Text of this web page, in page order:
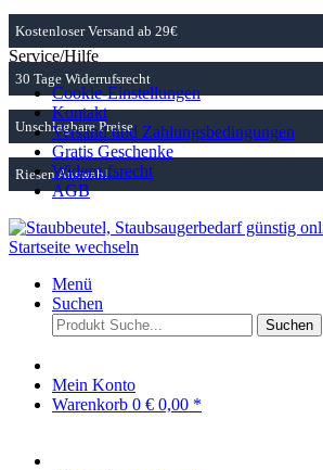
Kostenloser Versand ab 29€
30 Tage Widerrufsrecht
Unschlagbare Preise
Riesen Auswahl
Service/Hilfe
Cookie-Einstellungen
Kontakt
Versand und Zahlungsbedingungen
Gratis Geschenke
Widerrufsrecht
AGB
Menü
Suchen
Suchen
Mein Konto
Warenkorb 0 € 0,00 *